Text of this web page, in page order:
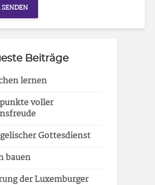
Beiträge
lernen
voller
Gottesdienst
bauen
der Luxemburger